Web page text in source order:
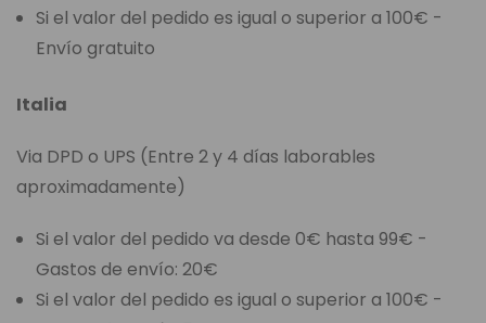
Si el valor del pedido es igual o superior a 100€ -
Envío gratuito
Italia
Via DPD o UPS (Entre 2 y 4 días laborables
aproximadamente)
Si el valor del pedido va desde 0€ hasta 99€ -
Gastos de envío: 20€
Si el valor del pedido es igual o superior a 100€ -